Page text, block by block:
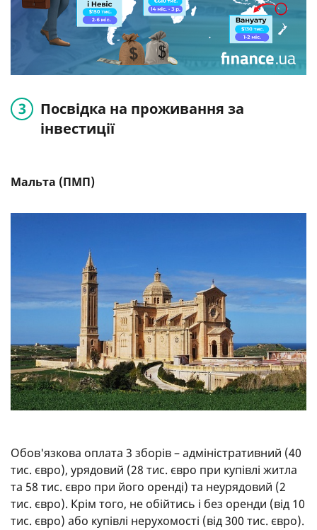
Посвідка на проживання за
інвестиції
Мальта (ПМП)
Обов'язкова оплата 3 зборів – адміністративний (40
тис. євро), урядовий (28 тис. євро при купівлі житла
та 58 тис. євро при його оренді) та неурядовий (2
тис. євро). Крім того, не обійтись і без оренди (від 10
тис. євро) або купівлі нерухомості (від 300 тис. євро).